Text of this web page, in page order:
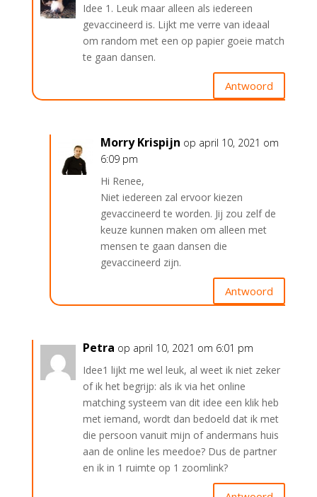
Idee 1. Leuk maar alleen als iedereen
gevaccineerd is. Lijkt me verre van ideaal
om random met een op papier goeie match
te gaan dansen.
Antwoord
Morry Krispijn op april 10, 2021 om
6:09 pm
Hi Renee,
Niet iedereen zal ervoor kiezen
gevaccineerd te worden. Jij zou zelf de
keuze kunnen maken om alleen met
mensen te gaan dansen die
gevaccineerd zijn.
Antwoord
Petra op april 10, 2021 om 6:01 pm
Idee1 lijkt me wel leuk, al weet ik niet zeker
of ik het begrijp: als ik via het online
matching systeem van dit idee een klik heb
met iemand, wordt dan bedoeld dat ik met
die persoon vanuit mijn of andermans huis
aan de online les meedoe? Dus de partner
en ik in 1 ruimte op 1 zoomlink?